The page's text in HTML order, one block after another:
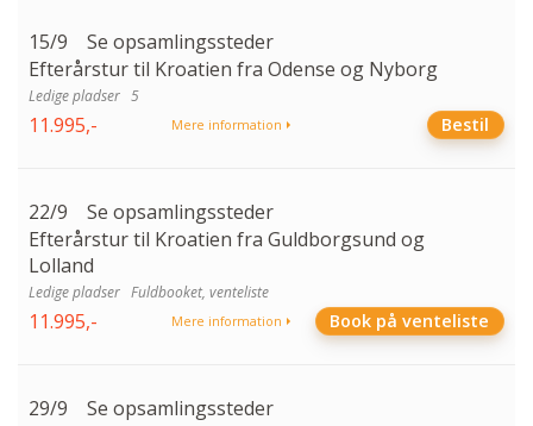
15/9
Se opsamlingssteder
Efterårstur til Kroatien fra Odense og Nyborg
5
11.995,- Bestil
Mere information
22/9
Se opsamlingssteder
Efterårstur til Kroatien fra Guldborgsund og
Lolland
Fuldbooket, venteliste
11.995,- Book på venteliste
Mere information
29/9
Se opsamlingssteder